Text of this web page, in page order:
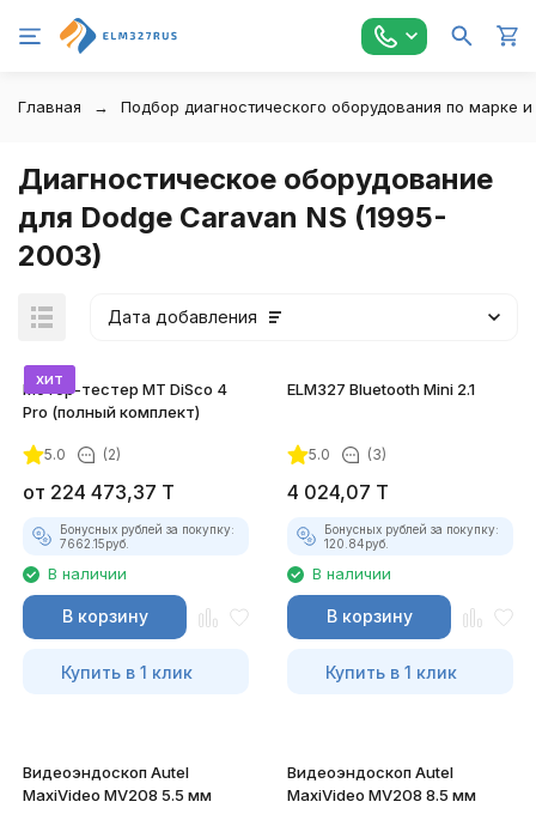
Главная Подбор диагностического оборудования по марке
Диагностическое оборудование
для Dodge Caravan NS (1995-
2003)
Дата добавления
хит
Мотор-тестер MT DiSco 4
Pro (полный комплект)
5.0 (2)
от 224 473,37 T
Бонусных рублей за покупку:
7662.15руб.
В наличии
В корзину
Купить в 1 клик
ELM327 Bluetooth Mini 2.1
5.0 (3)
4 024,07 T
Бонусных рублей за покупку:
120.84руб.
В наличии
В корзину
Купить в 1 клик
Видеоэндоскоп Autel
MaxiVideo MV208 5.5 мм
Видеоэндоскоп Autel
MaxiVideo MV208 8.5 мм